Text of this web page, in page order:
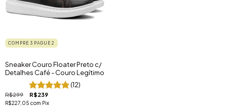
COMPRE 3 PAGUE 2
Sneaker Couro Floater Preto c/
Detalhes Café - Couro Legítimo
(12)
R$299 R$239
R$227,05 com Pix